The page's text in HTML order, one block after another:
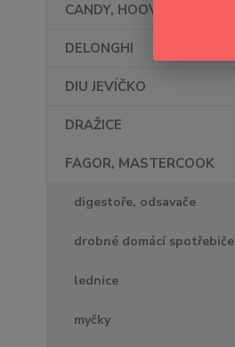
CANDY, HOOVER
DELONGHI
DIU JEVÍČKO
DRAŽICE
FAGOR, MASTERCOOK
digestoře, odsavače
drobné domácí spotřebiče
lednice
myčky